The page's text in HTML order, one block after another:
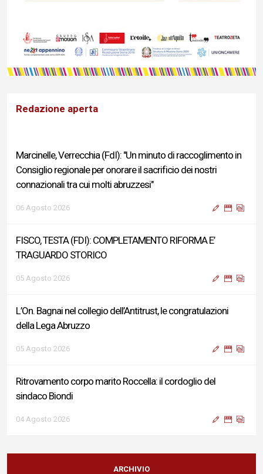
Redazione aperta
Marcinelle, Verrecchia (FdI): "Un minuto di raccoglimento in
Consiglio regionale per onorare il sacrificio dei nostri
connazionali tra cui molti abruzzesi"
06 Agosto 2026
FISCO, TESTA (FDI): COMPLETAMENTO RIFORMA E’
TRAGUARDO STORICO
05 Agosto 2026
L’On. Bagnai nel collegio dell’Antitrust, le congratulazioni
della Lega Abruzzo
05 Agosto 2026
Ritrovamento corpo marito Roccella: il cordoglio del
sindaco Biondi
04 Agosto 2026
Reddito di Cittadinanza, Testa (FdI): Presentata interpellanza
su criticità persistenti ed effetti sulle politiche di sviluppo del
ARCHIVIO